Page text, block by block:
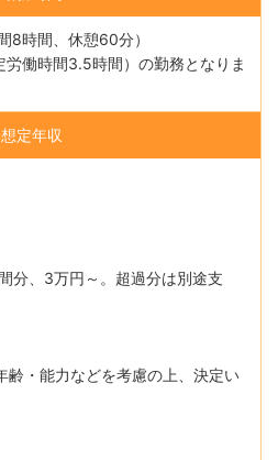
8時間、休憩60分）
働時間3.5時間）の勤務となりま
想定年収
分、3万円～。超過分は別途支
齢・能力などを考慮の上、決定い